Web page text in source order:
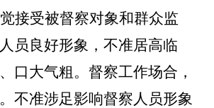
接受被督察对象和群众监
员良好形象，不准居高临
口大气粗。督察工作场合，
不准涉足影响督察人员形象